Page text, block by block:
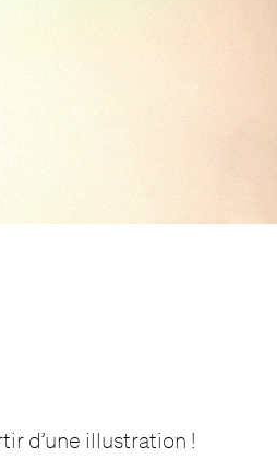
d’une illustration !